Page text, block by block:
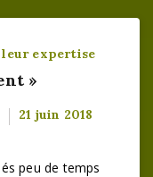
expertise
»
21 juin 2018
peu de temps